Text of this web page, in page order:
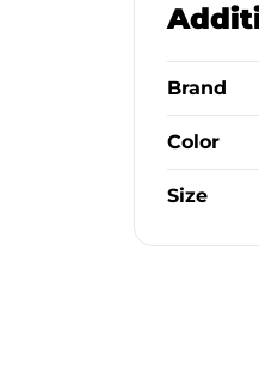
Brand
Color
Size